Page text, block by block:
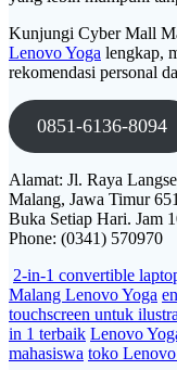
Kunjungi Cyber Mall
Lenovo Yoga lengkap,
rekomendasi personal
0851-6136-8094
Alamat: Jl. Raya
Malang, Jawa Timur
Buka Setiap Hari. Jam
Phone: (0341) 570970
2-in-1 convertible
Malang Lenovo Yoga
touchscreen untuk
in 1 terbaik Lenovo
mahasiswa toko